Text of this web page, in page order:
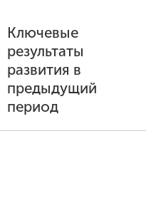
Ключевые
результаты
развития в
предыдущий
период